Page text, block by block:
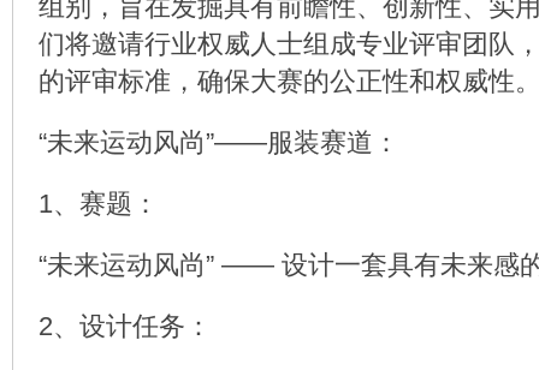
组别，旨在发掘具有前瞻性、创新性、实
们将邀请行业权威人士组成专业评审团队
的评审标准，确保大赛的公正性和权威性
“未来运动风尚”——服装赛道：
1、赛题：
“未来运动风尚” —— 设计一套具有未来感
2、设计任务：